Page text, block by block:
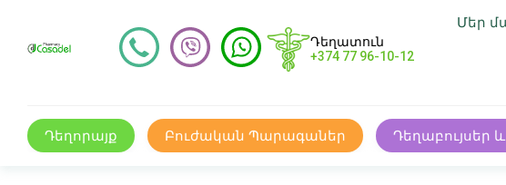
Դեղատուն
+374 77 96-10-12
Մեր
Դեղորայք Բուժական Պարագաներ Դեղաբույսեր